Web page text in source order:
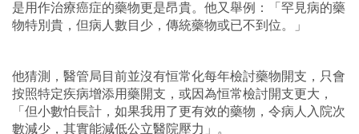
是用作治療癌症的藥物更是昂貴。他又舉例：「罕見病的藥
物特別貴，但病人數目少，傳統藥物或已不到位。」
他猜測，醫管局目前並沒有恒常化每年檢討藥物開支，只會
按照特定疾病增添用藥開支，或因為恒常檢討開支更大，
「但小數怕長計，如果我用了更有效的藥物，令病人入院次
數減少，其實能減低公立醫院壓力」。